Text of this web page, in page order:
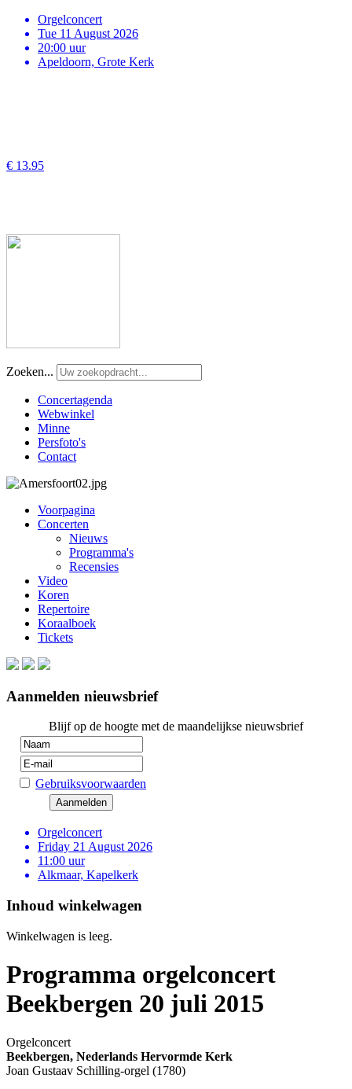
Orgelconcert
Tue 11 August 2026
20:00 uur
Apeldoorn, Grote Kerk
€ 13.95
Zoeken...
Concertagenda
Webwinkel
Minne
Persfoto's
Contact
Voorpagina
Concerten
Nieuws
Programma's
Recensies
Video
Koren
Repertoire
Koraalboek
Tickets
Aanmelden nieuwsbrief
Blijf op de hoogte met de maandelijkse nieuwsbrief
Gebruiksvoorwaarden
Orgelconcert
Friday 21 August 2026
11:00 uur
Alkmaar, Kapelkerk
Inhoud winkelwagen
Winkelwagen is leeg.
Programma orgelconcert
Beekbergen 20 juli 2015
Orgelconcert
Beekbergen, Nederlands Hervormde Kerk
Joan Gustaav Schilling-orgel (1780)